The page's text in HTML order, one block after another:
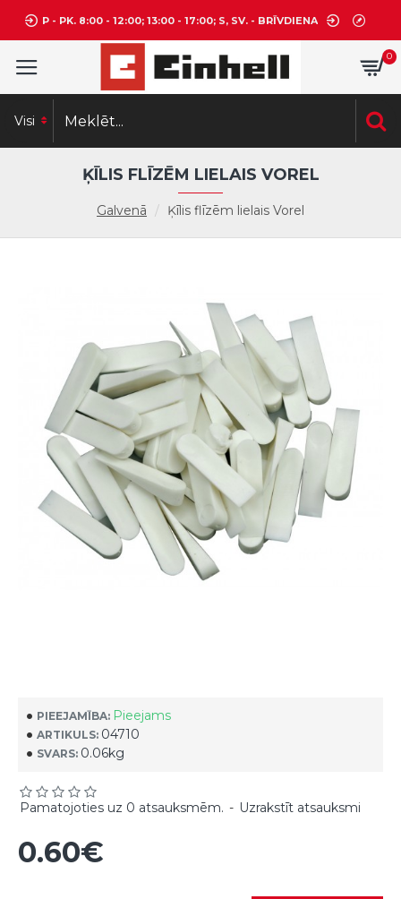
P - PK. 8:00 - 12:00; 13:00 - 17:00; S, SV. - BRĪVDIENA
0
Visi
Galvenā Ķīlis flīzēm lielais Vorel
ĶĪLIS FLĪZĒM LIELAIS VOREL
PIEEJAMĪBA: Pieejams
ARTIKULS: 04710
SVARS: 0.06kg
Pamatojoties uz 0 atsauksmēm. - Uzrakstīt atsauksmi
0.60€